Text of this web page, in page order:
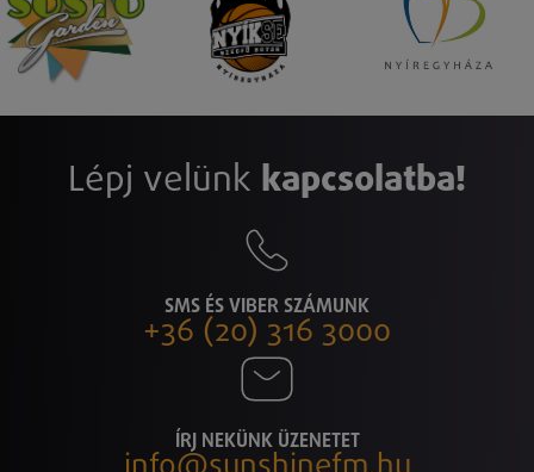
Lépj velünk kapcsolatba!
SMS ÉS VIBER SZÁMUNK
+36 (20) 316 3000
ÍRJ NEKÜNK ÜZENETET